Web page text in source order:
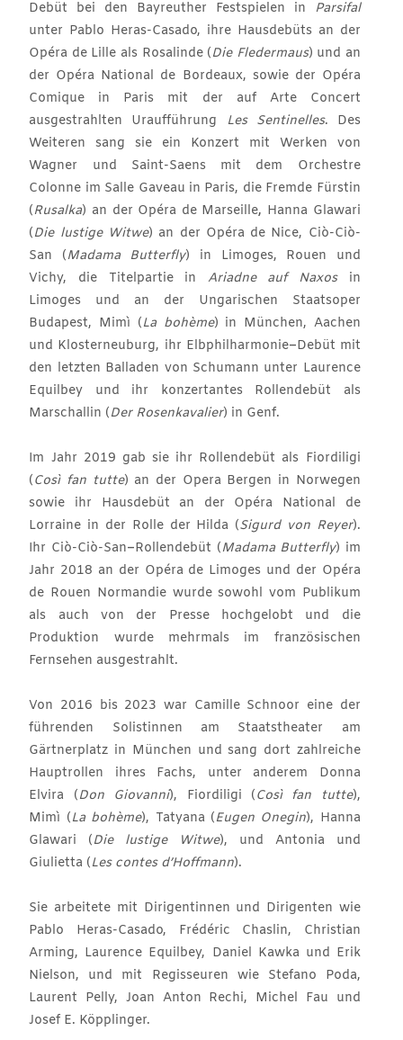
Debüt bei den Bayreuther Festspielen in
Parsifal
unter Pablo Heras-Casado, ihre Hausdebüts an der
Opéra de Lille als Rosalinde (Die Fledermaus) und an
der Opéra National de Bordeaux, sowie der Opéra
Comique in Paris mit der auf Arte Concert
ausgestrahlten Uraufführung
Les Sentinelles. Des
Weiteren sang sie ein Konzert mit Werken von
Wagner und Saint-Saens mit dem Orchestre
Colonne im Salle Gaveau in Paris, die Fremde Fürstin
(Rusalka) an der Opéra de Marseille, Hanna Glawari
(Die lustige Witwe) an der Opéra de Nice, Ciò-Ciò-
San (Madama Butterfly) in Limoges, Rouen und
Vichy, die Titelpartie in Ariadne auf Naxosin
Limoges und an der Ungarischen Staatsoper
Budapest, Mimì (La bohème) in München, Aachen
und Klosterneuburg, ihr Elbphilharmonie–Debüt mit
den letzten Balladen von Schumann unter Laurence
Equilbey und ihr konzertantes Rollendebüt als
Marschallin (Der Rosenkavalier) in Genf.
Im Jahr 2019 gab sie ihr Rollendebüt als Fiordiligi
(Così fan tutte) an der Opera Bergen in Norwegen
sowie ihr Hausdebüt an der Opéra National de
Lorraine in der Rolle der Hilda (Sigurd von Reyer).
Ihr Ciò-Ciò-San–Rollendebüt (Madama Butterfly) im
Jahr 2018 an der Opéra de Limoges und der Opéra
de Rouen Normandie wurde sowohl vom Publikum
als auch von der Presse hochgelobt und die
Produktion wurde mehrmals im französischen
Fernsehen ausgestrahlt.
Von 2016 bis 2023 war Camille Schnoor eine der
führenden Solistinnen am Staatstheater am
Gärtnerplatz in München und sang dort zahlreiche
Hauptrollen ihres Fachs, unter anderem Donna
Elvira (Don Giovanni), Fiordiligi (Così fan tutte),
Mimì (La bohème), Tatyana (Eugen Onegin), Hanna
Glawari (Die lustige Witwe), und Antonia und
Giulietta (Les contes d’Hoffmann).
Sie arbeitete mit Dirigentinnen und Dirigenten wie
Pablo Heras-Casado, Frédéric Chaslin, Christian
Arming, Laurence Equilbey, Daniel Kawka und Erik
Nielson, und mit Regisseuren wie Stefano Poda,
Laurent Pelly, Joan Anton Rechi, Michel Fau und
Josef E. Köpplinger.